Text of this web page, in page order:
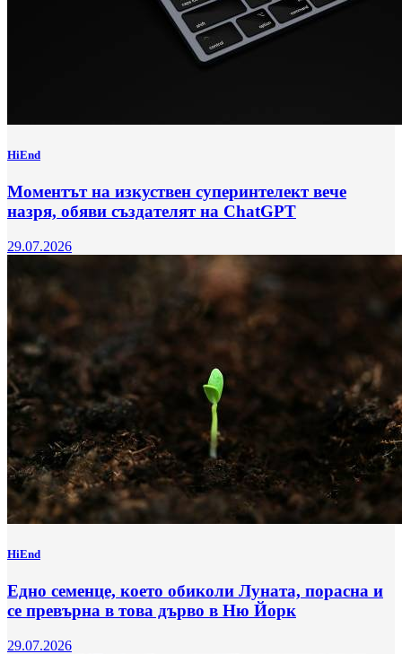
HiEnd
Моментът на изкуствен суперинтелект вече
назря, обяви създателят на ChatGPT
29.07.2026
HiEnd
Едно семенце, което обиколи Луната, порасна и
се превърна в това дърво в Ню Йорк
29.07.2026